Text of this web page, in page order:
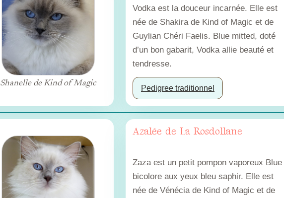
Shanelle de Kind of Magic
Vodka est la douceur incarnée. Elle est
née de Shakira de Kind of Magic et de
Guylian Chéri Faelis. Blue mitted, doté
d’un bon gabarit, Vodka allie beauté et
tendresse.
Pedigree traditionnel
Azalée de La Rosdollane
Zaza est un petit pompon vaporeux Blue
bicolore aux yeux bleu saphir. Elle est
née de Vénécia de Kind of Magic et de